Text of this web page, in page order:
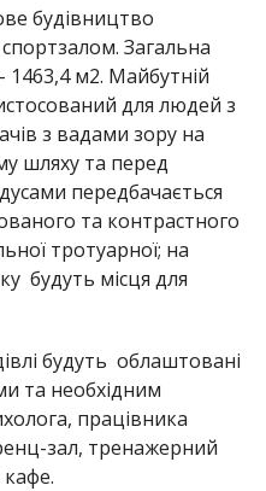
будівництво
спортзалом. Загальна
1463,4 м2. Майбутній
для людей з
з вадами зору на
шляхута перед
передбачається
та контрастного
тротуарної; на
будуть місця для
будуть облаштовані
та необхідним
працівника
зал, тренажерний